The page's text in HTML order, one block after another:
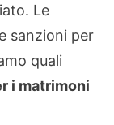
Le
sanzioni per
quali
i matrimoni